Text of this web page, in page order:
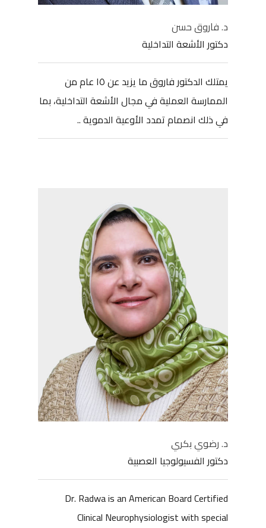
د. فاروق حسن
دكتور الأشعة التداخلية
يمتلك الدكتور فاروق ما يزيد عن ١٥ عام من
الممارسة العملية في مجال الأشعة التداخلية، بما
في ذلك انصمام تمدد الأوعية الدموية ..
د. رضوي بكري
دكتور الفسيولوجيا العصبية
Dr. Radwa is an American Board Certified
Clinical Neurophysiologist with special